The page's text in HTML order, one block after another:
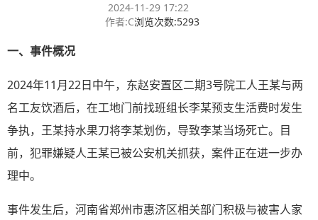
2024-11-29 17:22
作者:C浏览次数:5293
一、事件概况
2024年11月22日中午，东赵安置区二期3号院工人王某与两
名工友饮酒后，在工地门前找班组长李某预支生活费时发生
争执，王某持水果刀将李某划伤，导致李某当场死亡。目
前，犯罪嫌疑人王某已被公安机关抓获，案件正在进一步办
理中。
事件发生后，河南省郑州市惠济区相关部门积极与被害人家